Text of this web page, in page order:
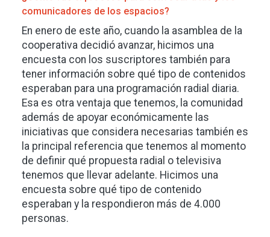
comunicadores de los espacios?
En enero de este año, cuando la asamblea de la
cooperativa decidió avanzar, hicimos una
encuesta con los suscriptores también para
tener información sobre qué tipo de contenidos
esperaban para una programación radial diaria.
Esa es otra ventaja que tenemos, la comunidad
además de apoyar económicamente las
iniciativas que considera necesarias también es
la principal referencia que tenemos al momento
de definir qué propuesta radial o televisiva
tenemos que llevar adelante. Hicimos una
encuesta sobre qué tipo de contenido
esperaban y la respondieron más de 4.000
personas.